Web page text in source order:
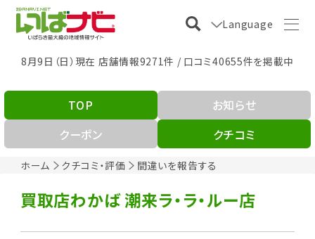
Language
8月9日（日）現在 店舗情報9271件 / 口コミ40655件を掲載中
ホーム クチコミ・評価 間違いを報告する
TOP
お知らせ
クーポン
クチコミ
買取店わかば 潮来ラ・ラ・ルー店